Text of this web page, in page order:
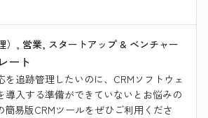
）, 営業, スタートアップ & ベンチャー
ート
を追跡管理したいのに、CRMソフトウェ
導入する準備ができていないとお悩みの
易版CRMツールをぜひご利用くださ